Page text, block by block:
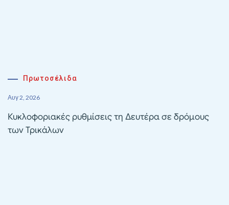
Πρωτοσέλιδα
Αυγ 2, 2026
Κυκλοφοριακές ρυθμίσεις τη Δευτέρα σε δρόμους
των Τρικάλων